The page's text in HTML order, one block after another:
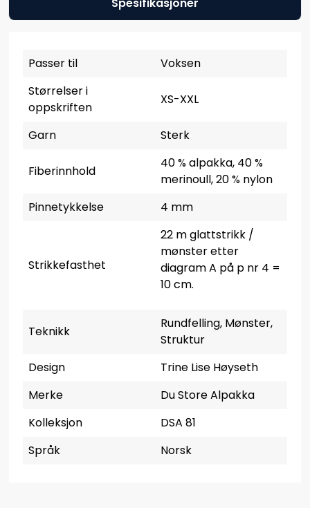
Passer til
Voksen
Størrelser i
oppskriften
XS-XXL
Garn Sterk
Fiberinnhold
40 % alpakka, 40 %
merinoull, 20 % nylon
Pinnetykkelse
4 mm
Strikkefasthet
22 m glattstrikk /
mønster etter
diagram A på p nr 4 =
10 cm.
Teknikk
Rundfelling, Mønster,
Struktur
Design
Trine Lise Høyseth
Merke
Du Store Alpakka
Kolleksjon
DSA 81
Språk
Norsk